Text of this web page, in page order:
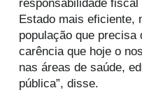
responsabilidade
Estado mais eficiente,
população que
carência que hoje o
nas áreas de saúde,
pública”, disse.